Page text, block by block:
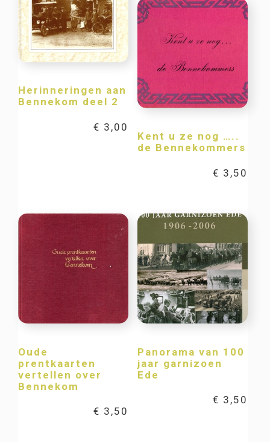
Herinneringen aan
Bennekom deel 2
€ 3,00
Kent u ze nog …..
de Bennekommers
€ 3,50
Oude
prentkaarten
vertellen over
Bennekom
€ 3,50
Panorama van 100
jaar garnizoen
Ede
€ 3,50